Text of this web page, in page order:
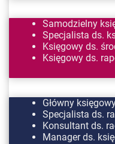
Samodzielny
Specjalista ds.
Księgowy ds.
Księgowy ds.
Główny
Specjalista ds.
Konsultant ds.
Manager ds.